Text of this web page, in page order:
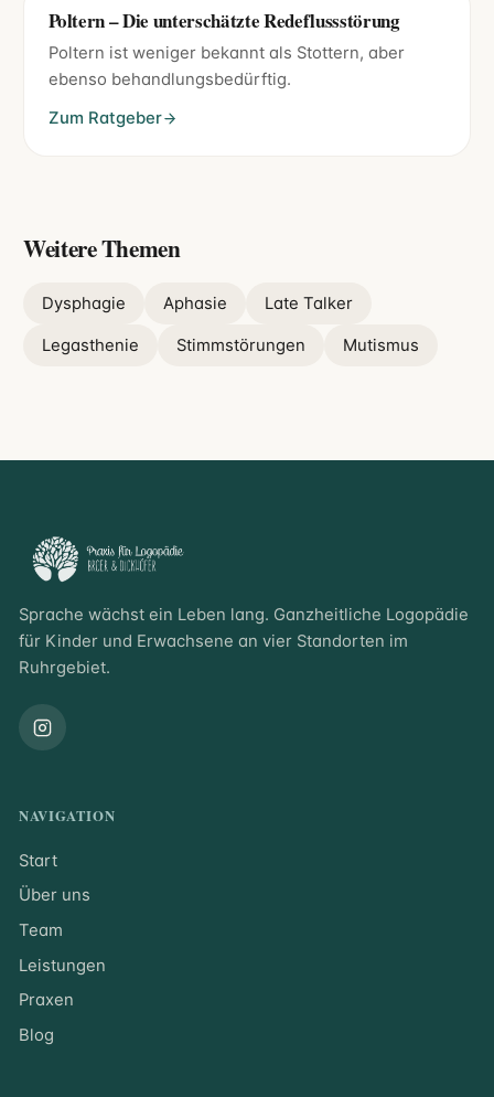
Poltern – Die unterschätzte Redeflussstörung
Poltern ist weniger bekannt als Stottern, aber
ebenso behandlungsbedürftig.
Zum Ratgeber
Weitere Themen
Dysphagie Aphasie Late Talker
Legasthenie Stimmstörungen Mutismus
Sprache wächst ein Leben lang. Ganzheitliche Logopädie
für Kinder und Erwachsene an vier Standorten im
Ruhrgebiet.
NAVIGATION
Start
Über uns
Team
Leistungen
Praxen
Blog